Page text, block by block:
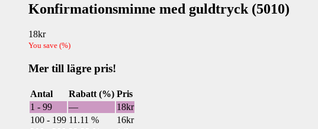
Konfirmationsminne med guldtryck (5010)
18kr
You save (%)
Mer till lägre pris!
Antal Rabatt (%) Pris
1 - 99
— 18kr
100 - 199 11.11 % 16kr